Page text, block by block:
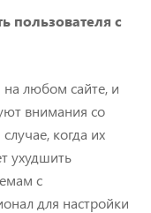
пользователя с
любом сайте, и
внимания со
когда их
ухудшить
с
для настройки